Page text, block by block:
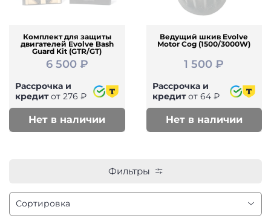
Комплект для защиты
двигателей Evolve Bash
Guard Kit (GTR/GT)
6 500 ₽
Рассрочка и
кредитот 276 ₽
Нет в наличии
Ведущий шкив Evolve
Motor Cog (1500/3000W)
1 500 ₽
Рассрочка и
кредитот 64 ₽
Нет в наличии
Фильтры